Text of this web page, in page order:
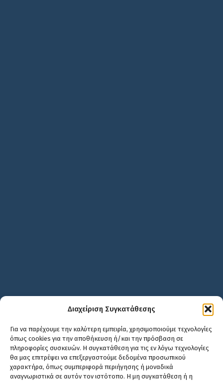
Διαχείριση Συγκατάθεσης
Για να παρέχουμε την καλύτερη εμπειρία, χρησιμοποιούμε τεχνολογίες
όπως cookies για την αποθήκευση ή/και την πρόσβαση σε
πληροφορίες συσκευών. Η συγκατάθεση για τις εν λόγω τεχνολογίες
θα μας επιτρέψει να επεξεργαστούμε δεδομένα προσωπικού
χαρακτήρα, όπως συμπεριφορά περιήγησης ή μοναδικά
αναγνωριστικά σε αυτόν τον ιστότοπο. Η μη συγκατάθεση ή η